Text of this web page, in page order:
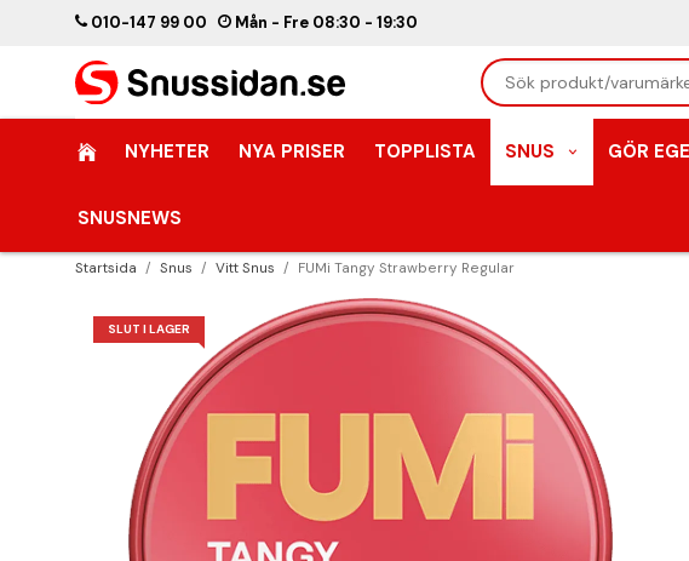
010-147 99 00 Mån - Fre 08:30 - 19:30
NYHETER NYA PRISER TOPPLISTA SNUS GÖR
SNUSNEWS
Startsida / Snus / Vitt Snus / FUMi Tangy Strawberry Regular
SLUT I LAGER